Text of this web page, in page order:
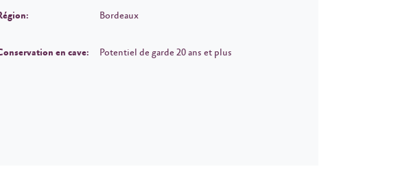
Bordeaux
en cave: Potentiel de garde 20 ans et plus